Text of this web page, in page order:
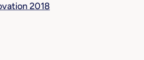
2018